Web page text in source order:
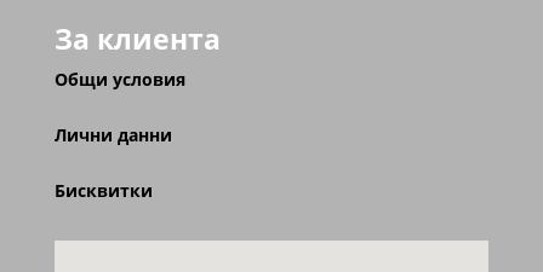
За клиента
Общи условия
Лични данни
Бисквитки